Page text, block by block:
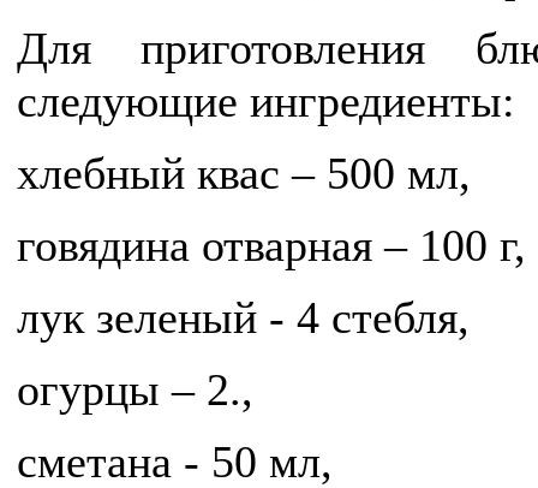
Для приготовления
следующие ингредиенты:
хлебный квас – 500 мл,
говядина отварная – 100 г,
лук зеленый - 4 стебля,
огурцы – 2.,
сметана - 50 мл,